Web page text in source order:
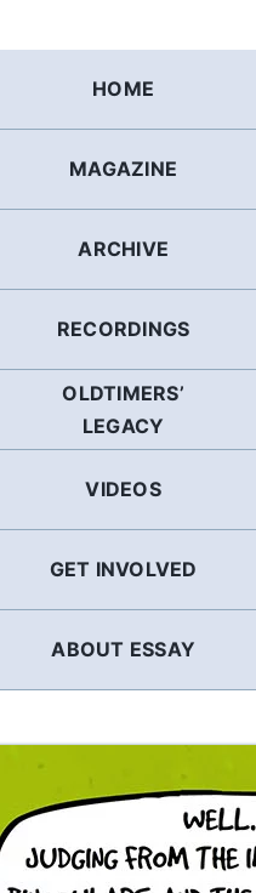
HOME
MAGAZINE
ARCHIVE
RECORDINGS
OLDTIMERS’
LEGACY
VIDEOS
GET INVOLVED
ABOUT ESSAY